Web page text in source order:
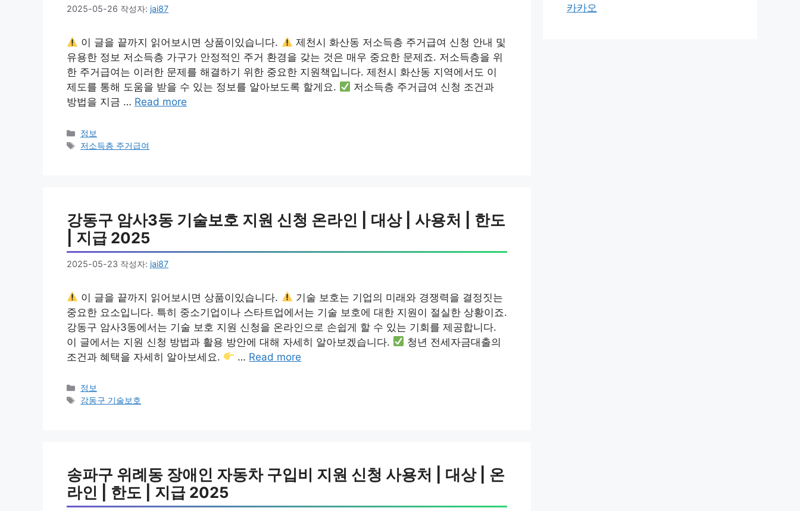
2025-05-26 작성자: jai87
이 글을 끝까지 읽어보시면 상품이있습니다.
제천시 화산동 저소득층 주거급여 신청 안내 및
유용한 정보 저소득층 가구가 안정적인 주거 환경을 갖는 것은 매우 중요한 문제죠. 저소득층을 위
한 주거급여는 이러한 문제를 해결하기 위한 중요한 지원책입니다. 제천시 화산동 지역에서도 이
제도를 통해 도움을 받을 수 있는 정보를 알아보도록 할게요.
저소득층 주거급여 신청 조건과
방법을 지금 … Read more
카
테
정보
태
저소득층 주거급여
강동구 암사3동 기술보호 지원 신청 온라인 | 대상 | 사용처 | 한도
| 지급 2025
2025-05-23 작성자: jai87
이 글을 끝까지 읽어보시면 상품이있습니다.
기술 보호는 기업의 미래와 경쟁력을 결정짓는
중요한 요소입니다. 특히 중소기업이나 스타트업에서는 기술 보호에 대한 지원이 절실한 상황이죠.
강동구 암사3동에서는 기술 보호 지원 신청을 온라인으로 손쉽게 할 수 있는 기회를 제공합니다.
이 글에서는 지원 신청 방법과 활용 방안에 대해 자세히 알아보겠습니다.
청년 전세자금대출의
조건과 혜택을 자세히 알아보세요.
… Read more
카
테
정보
태
강동구 기술보호
송파구 위례동 장애인 자동차 구입비 지원 신청 사용처 | 대상 | 온
라인 | 한도 | 지급 2025
카카오